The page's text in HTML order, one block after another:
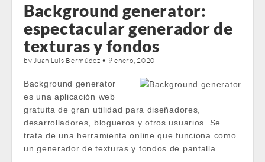
Background generator:
espectacular generador de
texturas y fondos
byJuan Luis Bermúdez • 9 enero, 2020
Background generator
es una aplicación web
gratuita de gran utilidad para diseñadores,
desarrolladores, blogueros y otros usuarios. Se
trata de una herramienta online que funciona como
un generador de texturas y fondos de pantalla...